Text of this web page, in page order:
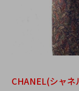
CHANEL(シャ